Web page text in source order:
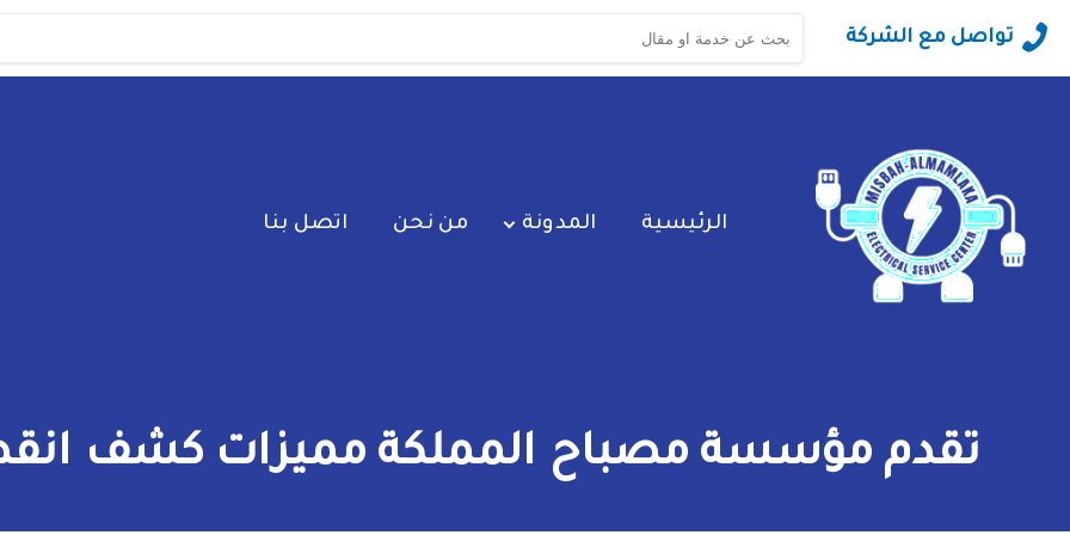
تواصل مع الشركة
البحث
عن:
الرئيسية المدونة من نحن اتصل بنا
تقدم مؤسسة مصباح المملكة مميزات كشف